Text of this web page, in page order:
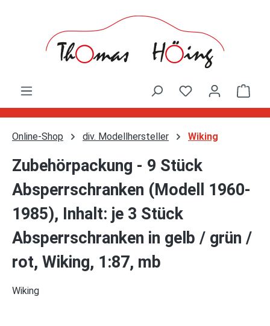
Online-Shop div. Modellhersteller Wiking
Zubehörpackung - 9 Stück
Absperrschranken (Modell 1960-
1985), Inhalt: je 3 Stück
Absperrschranken in gelb / grün /
rot, Wiking, 1:87, mb
Wiking